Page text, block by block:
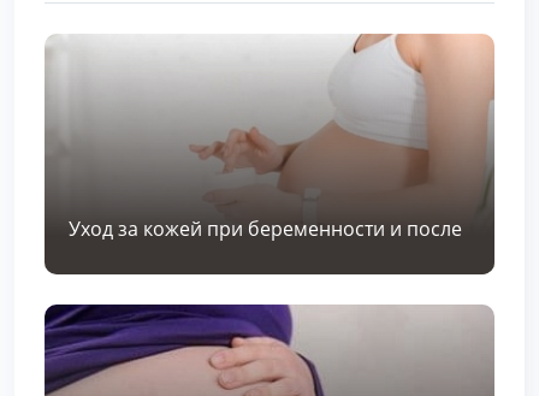
Уход за кожей при беременности и после